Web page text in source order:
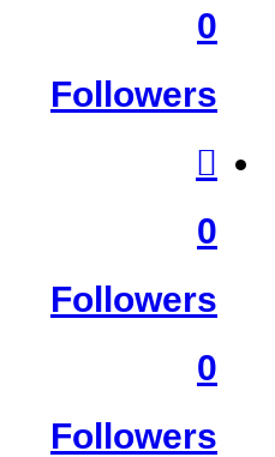
0
Followers
0
Followers
0
Followers